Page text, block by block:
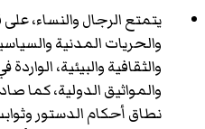
يتمتع الرجال والنساء،
والحريات المدنية
والثقافية والبيئية،
والمواثيق الدولية، كما
نطاق أحكام الدستور